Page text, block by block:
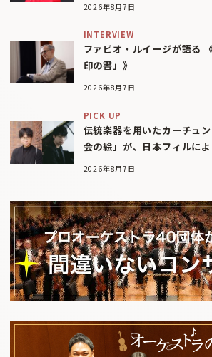
2026年8月7日
INTERVIEW
ファビオ・ルイージが語る
印の書」》
2026年8月7日
PICK UP
伝統楽器を用いたカーチュ
会の絵」が、日本フィルによ
2026年8月7日